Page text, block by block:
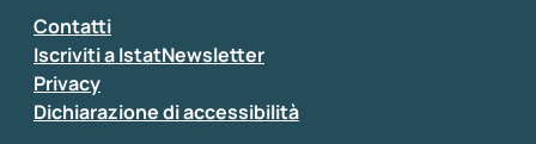
Inserisci il tuo commento
Contatti
Iscriviti a IstatNewsletter
Privacy
Dichiarazione di accessibilità